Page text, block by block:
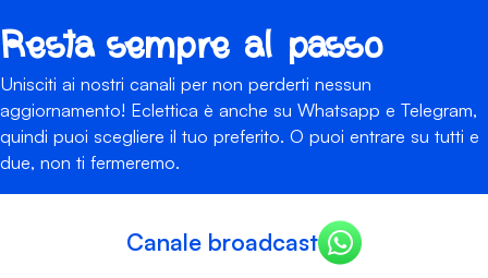
Resta sempre al passo
Unisciti ai nostri canali per non perderti nessun
aggiornamento! Eclettica è anche su Whatsapp e Telegram,
quindi puoi scegliere il tuo preferito. O puoi entrare su tutti e
due, non ti fermeremo.
Canale broadcast